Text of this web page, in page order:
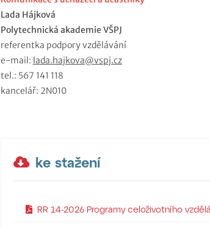
Lada Hájková
Polytechnická akademie VŠPJ
referentka podpory vzdělávání
e-mail: lada.hajkova@vspj.cz
tel.: 567 141 118
kancelář: 2N010
ke stažení
RR 14-2026 Programy celoživotního